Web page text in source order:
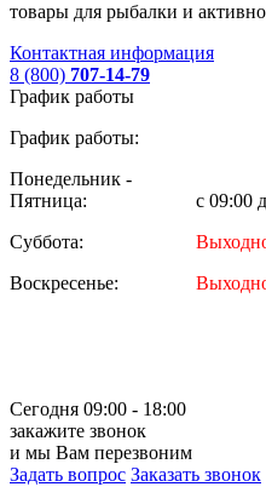
товары для рыбалки и
Контактная информация
8 (800) 707-14-79
График работы
График работы:
Понедельник -
Пятница:
с 09:00
Суббота:
Воскресенье:
Сегодня 09:00 - 18:00
закажите звонок
и мы Вам перезвоним
Задать вопрос Заказать звонок